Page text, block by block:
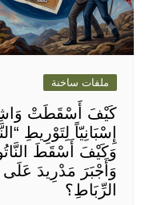
ملفات ساخنة
كَيْفَ أَسْقَطَتْ
إِسْبَانِيّاً لِتَوْرِيطِ
وَكَيْفَ أَسْقَطَ
وَأَجْبَرَ مَدْرِيدَ عَلَى
الرِّبَاطِ؟